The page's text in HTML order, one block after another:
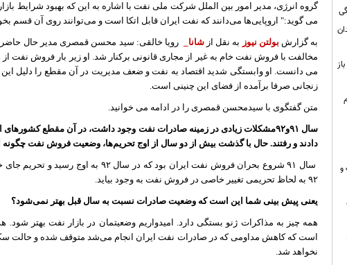
گروه انرژی، مدیر امور بین الملل شرکت ملی نفت با اشاره به این که بهبود شرایط
می گوید:" اروپایی‌ها می‌دانند که نفت ایران قابل اتکا است و می‌توانند روی آن قسم
به گزارش بولتن نیوز به نقل ازشانا_ رویا خالقی: سید محسن قمصری مدیر حال حاضر
مخالفت با فروش نفت خام به غیر از مجاری قانونی برکنار شد. او زیر بار فروش نفت از
می دانست. او وابستگی شدید اقتصاد به نفت و ضعف مدیریت در آن مقطع را دلیل این
زنجانی صرفا برآمده از فضای این چنینی است.
متن گفتگوی با سیدمحسن قمصری را در ادامه می خوانید.
سال ٩١و٩٢مشکلات زیادی در زمینه صادرات نفت وجود داشت، در آن مقطع
دادند و رفتند. حال با گذشت بیش از دو سال از اوج تحریم‌ها، وضعیت فروش نفت
٩٢ به لحاظ تحریمی تغییر خاصی در فروش نفت به وجود بیاید.
یعنی پیش بینی شما این است که وضعیت صادرات نسبت به سال قبل بهتر نمی‌شود؟
همه چیز به مذاکرات ژنو بستگی دارد. امیدواریم وضعیتمان در بازار نفت بهتر
است که کاهش مداومی که در صادرات نفت ایران انجام می‌شد متوقف شده و حالت
نخواهد شد.
و